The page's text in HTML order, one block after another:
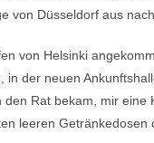
von Düsseldorf aus
von Helsinki
in der neuen
den Rat bekam, mir
leeren Getränkedosen